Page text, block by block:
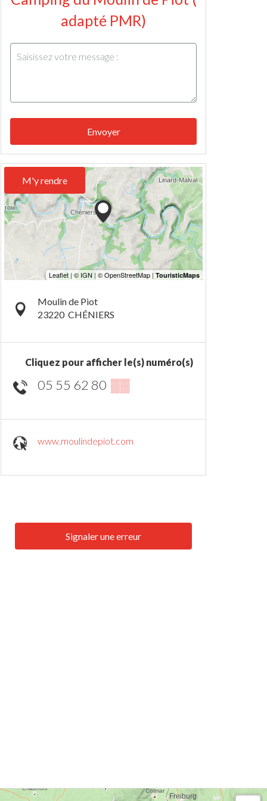
adapté PMR)
Envoyer
M'y rendre
Moulin de Piot
23220 CHÉNIERS
Cliquez pour afficher le(s) numéro(s)
05 55 62 80 ▒▒
www.moulindepiot.com
Signaler une erreur